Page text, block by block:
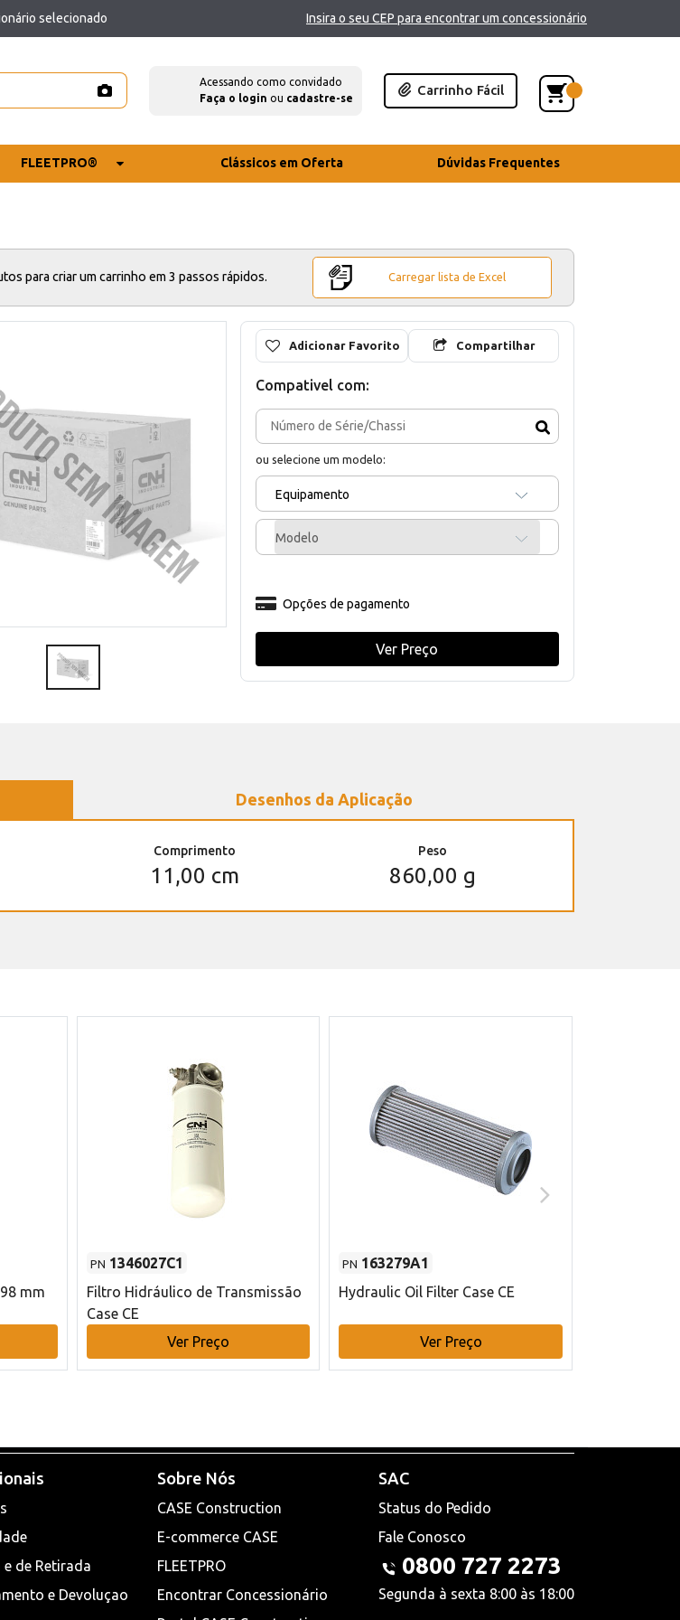
selecionado Insira o seu CEP para encontrar um concessionário
Acessando como convidado
Faça o login ou cadastre-se
Carrinho Fácil
FLEETPRO® Clássicos em Oferta Dúvidas Frequentes
para criar um carrinho em 3 passos rápidos. Carregar lista de Excel
Adicionar Favorito Compartilhar
Compativel com:
ou selecione um modelo:
Equipamento
Modelo
Opções de pagamento
Ver Preço
Desenhos da Aplicação
Comprimento
11,00 cm
Peso
860,00 g
mm
PN 1346027C1
Filtro Hidráulico de Transmissão
Case CE
Ver Preço
PN 163279A1
Hydraulic Oil Filter Case CE
Ver Preço
de Retirada
e Devoluçao
Sobre Nós
CASE Construction
E-commerce CASE
FLEETPRO
Encontrar Concessionário
SAC
Status do Pedido
Fale Conosco
0800 727 2273
Segunda à sexta 8:00 às 18:00